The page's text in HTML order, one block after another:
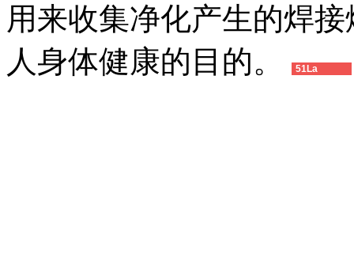
用来收集净化产生的焊
人身体健康的目的。
51La